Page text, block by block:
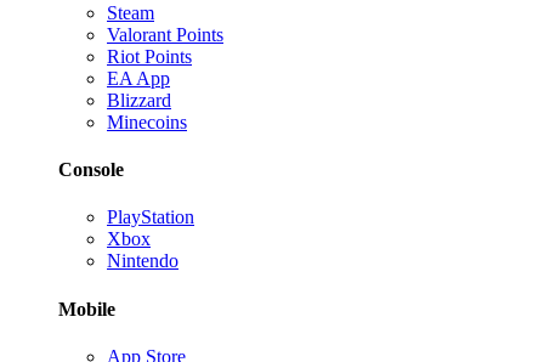
Steam
Valorant Points
Riot Points
EA App
Blizzard
Minecoins
Console
PlayStation
Xbox
Nintendo
Mobile
App Store